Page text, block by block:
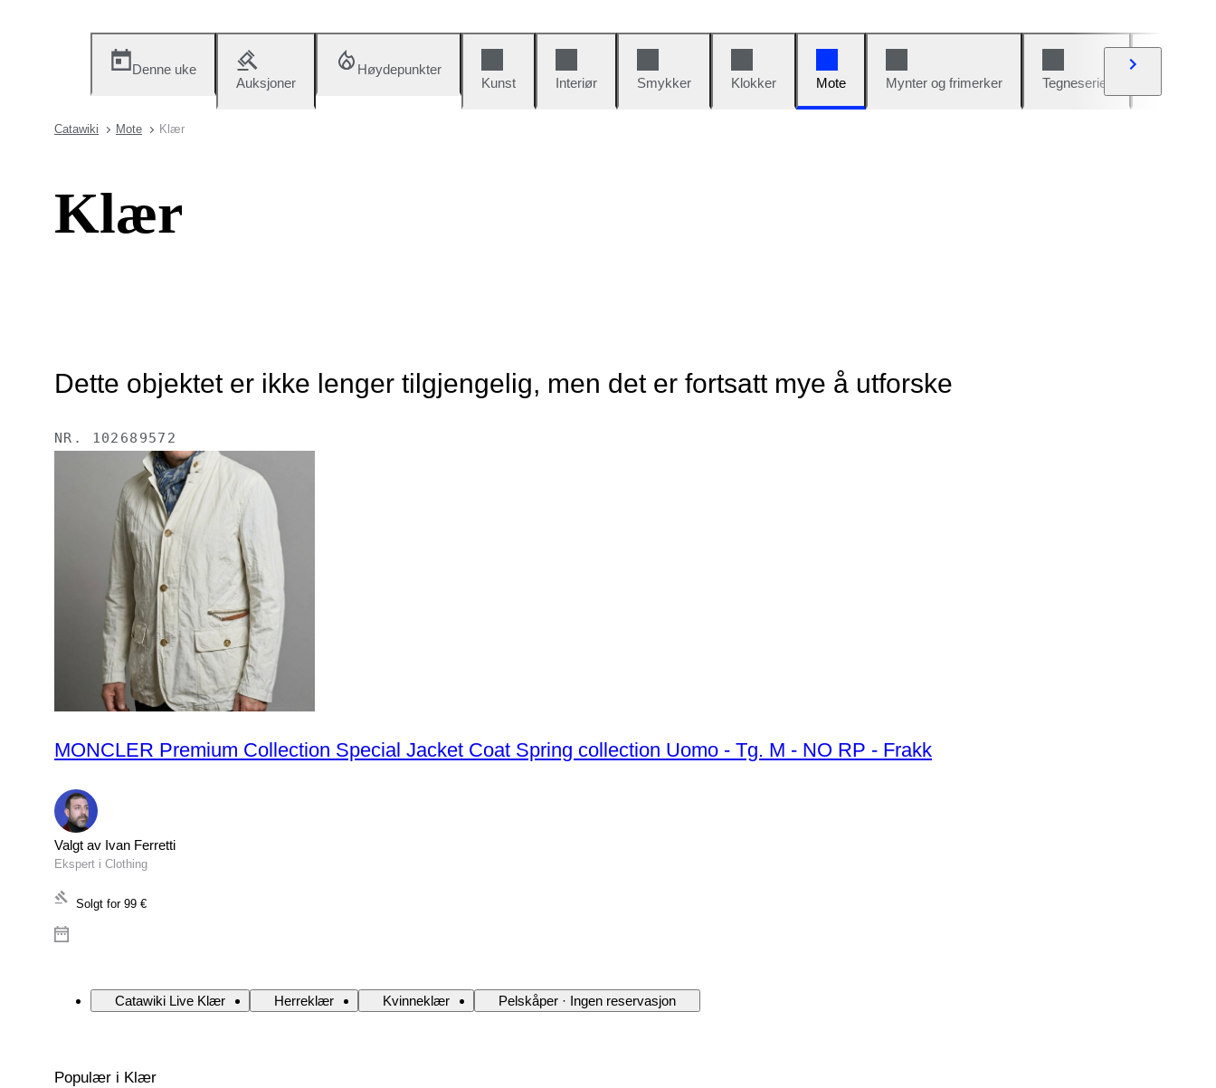
Denne uke
Auksjoner
Høydepunkter
Kunst
Interiør Smykker Klokker Mote Mynter og frimerker Tegneserier
Catawiki Mote Klær
Klær
Dette objektet er ikke lenger tilgjengelig, men det er fortsatt mye å utforske
NR. 102689572
MONCLER Premium Collection Special Jacket Coat Spring collection Uomo - Tg. M - NO RP - Frakk
Valgt av Ivan Ferretti
Ekspert i Clothing
Solgt for 99 €
Catawiki Live Klær Herreklær Kvinneklær Pelskåper · Ingen reservasjon
Populær i Klær